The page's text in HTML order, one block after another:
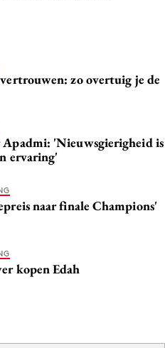
zo overtuig je de
Apadmi: 'Nieuwsgierigheid is
ervaring'
naar finale Champions'
kopen Edah